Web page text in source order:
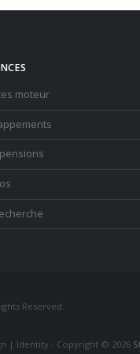
moteur
Reserved.
| Identity - Copyright © 2026